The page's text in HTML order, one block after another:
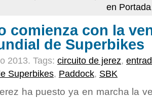
en Portada
comienza con la
de Superbikes
2013. Tags: circuito de jerez,
Superbikes, Paddock, SBK
ha puesto ya en marcha la